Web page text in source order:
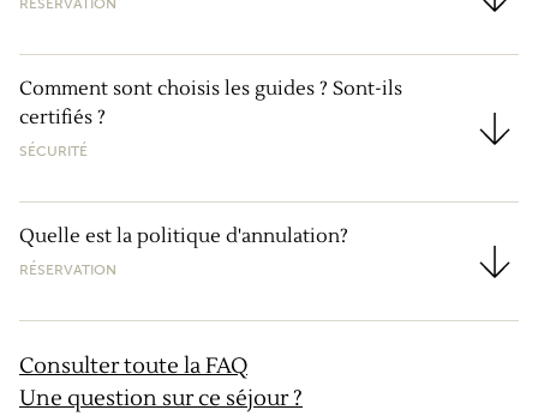
Consulter toute la FAQ
Une question sur ce séjour ?
Quelle est la taille des groupes des séjours ?
RÉSERVATION
Comment sont choisis les guides ? Sont-ils certifiés
Comment sont choisis les guides ? Sont-ils
certifiés ?
SÉCURITÉ
Quelle est la politique d'annulation?
Quelle est la politique d'annulation?
RÉSERVATION